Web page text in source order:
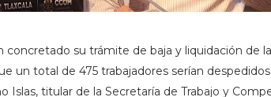
concretado su trámite de baja y liquidación de
un total de 475 trabajadores serían
Islas, titular de la Secretaría de Trabajo y